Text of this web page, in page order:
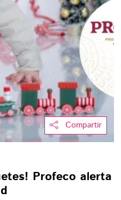
Compartir
Profeco alerta